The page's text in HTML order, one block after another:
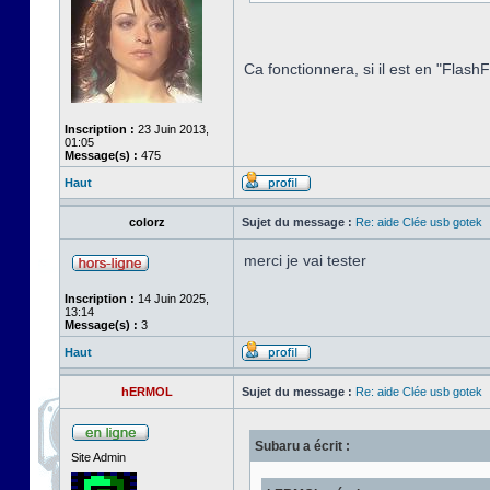
Inscription : 23 Juin 2013,
01:05
Message(s) : 475
Ca fonctionnera, si il est en
Haut
colorz Sujet du message : Re: aide Clée usb gotek
Inscription : 14 Juin 2025,
13:14
Message(s) : 3
merci je vai tester
Haut
hERMOL Sujet du message : Re: aide Clée usb gotek
Site Admin
Subaru a écrit :